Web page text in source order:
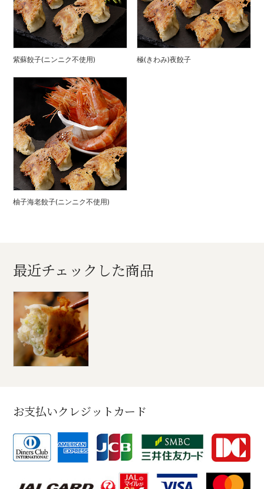
紫蘇餃子(ニンニク不使用) 極(きわみ)夜餃子
柚子海老餃子(ニンニク不使用)
最近チェックした商品
お支払いクレジットカード